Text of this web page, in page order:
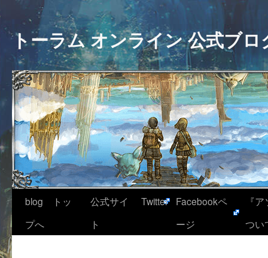
トーラム オンライン 公式ブロ
blog トッ
プへ
公式サイ
ト
Twitter
Facebookペ
ージ
『
つい